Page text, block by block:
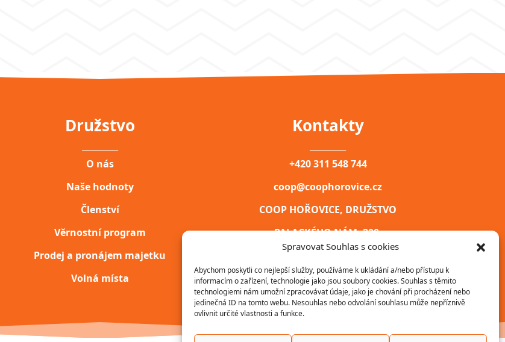
Spravovat Souhlas s cookies
Abychom poskytli co nejlepší služby, používáme k ukládání a/nebo přístupu k
informacím o zařízení, technologie jako jsou soubory cookies. Souhlas s těmito
technologiemi nám umožní zpracovávat údaje, jako je chování při procházení nebo
jedinečná ID na tomto webu. Nesouhlas nebo odvolání souhlasu může nepříznivě
ovlivnit určité vlastnosti a funkce.
Družstvo
O nás
Naše hodnoty
Členství
Věrnostní program
Prodej a pronájem majetku
Volná místa
Kontakty
+420 311 548 744
coop@coophorovice.cz
COOP HOŘOVICE, DRUŽSTVO
PALACKÉHO NÁM. 200,
HOŘOVICE, 268 40
IČ: 00031747